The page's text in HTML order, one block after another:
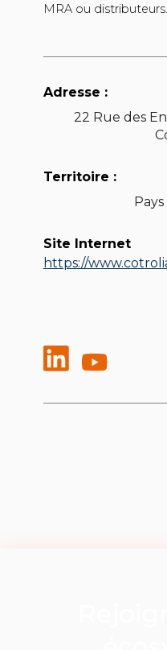
MRA ou distributeurs.
Adresse :
22 Rue des
Territoire :
Site Internet
https://